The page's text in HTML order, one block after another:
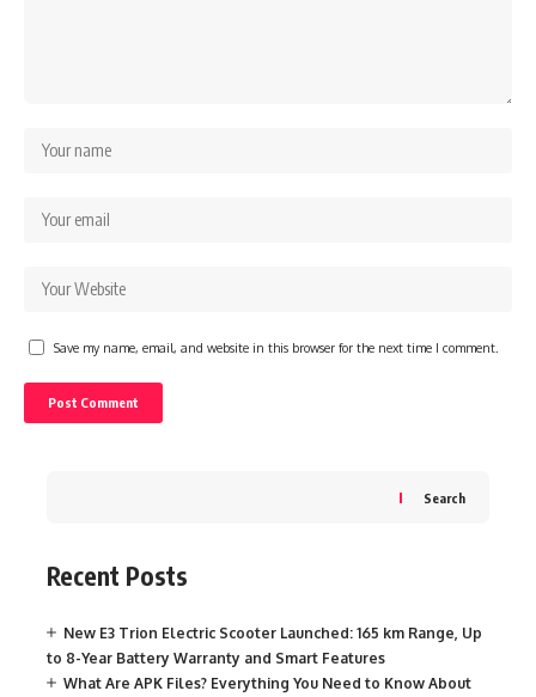
Save my name, email, and website in this browser for the next time I comment.
Search
Recent Posts
New E3 Trion Electric Scooter Launched: 165 km Range, Up
to 8-Year Battery Warranty and Smart Features
What Are APK Files? Everything You Need to Know About